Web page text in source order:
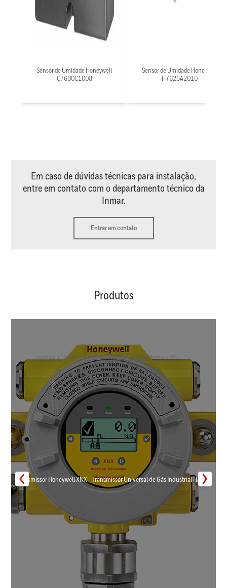
Sensor de Umidade Honeywell
C7600C1008
Sensor de Umidade Honeywell
H7625A2010
Em caso de dúvidas técnicas para instalação,
entre em contato com o departamento técnico da
Inmar.
Entrar em contato
Produtos
Transmissor Honeywell XNX – Transmissor Universal de Gás Industrial | Inmar